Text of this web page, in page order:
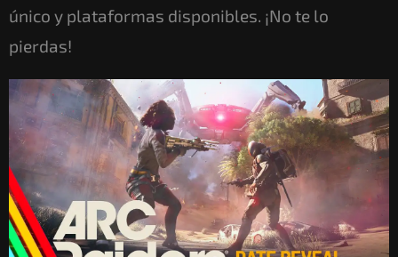
único y plataformas disponibles. ¡No te lo
pierdas!